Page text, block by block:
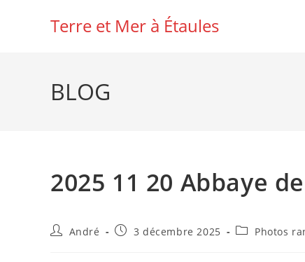
Terre et Mer à Étaules
BLOG
2025 11 20 Abbaye
Auteur/autrice
André
Publication
3 décembre 2025
PostPhotos